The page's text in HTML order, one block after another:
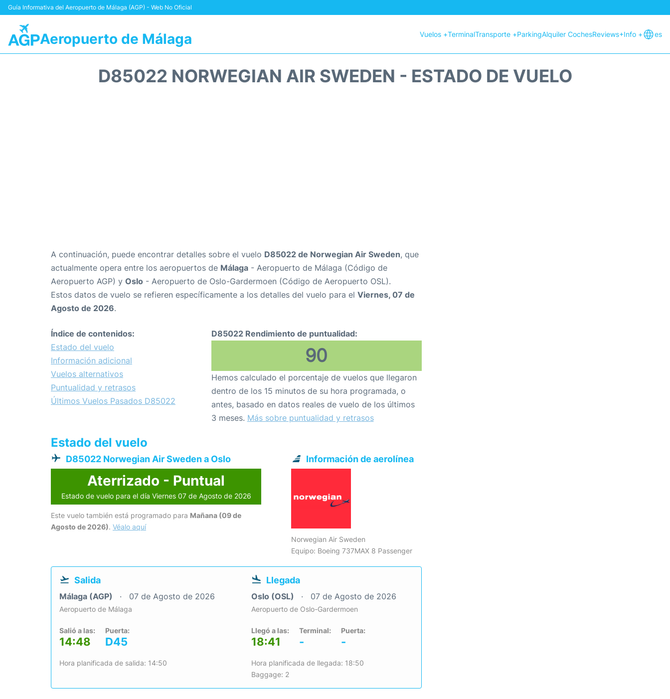
Guía Informativa del Aeropuerto de Málaga (AGP) - Web No Oficial
Aeropuerto de Málaga Vuelos +TerminalTransporte +ParkingAlquiler CochesReviews+Info + es
D85022 NORWEGIAN AIR SWEDEN - ESTADO DE VUELO
A continuación, puede encontrar detalles sobre el vuelo D85022 de Norwegian Air Sweden, que
actualmente opera entre los aeropuertos de Málaga - Aeropuerto de Málaga (Código de
Aeropuerto AGP) y Oslo - Aeropuerto de Oslo-Gardermoen (Código de Aeropuerto OSL).
Estos datos de vuelo se refieren específicamente a los detalles del vuelo para el Viernes, 07 de
Agosto de 2026.
Índice de contenidos:
Estado del vuelo
Información adicional
Vuelos alternativos
Puntualidad y retrasos
Últimos Vuelos Pasados D85022
D85022 Rendimiento de puntualidad:
90
Hemos calculado el porcentaje de vuelos que llegaron
dentro de los 15 minutos de su hora programada, o
antes, basado en datos reales de vuelo de los últimos
3 meses. Más sobre puntualidad y retrasos
Estado del vuelo
D85022 Norwegian Air Sweden a Oslo
Aterrizado - Puntual
Estado de vuelo para el día Viernes 07 de Agosto de 2026
Este vuelo también está programado para Mañana (09 de
Agosto de 2026). Véalo aquí
Información de aerolínea
Norwegian Air Sweden
Equipo: Boeing 737MAX 8 Passenger
Salida
Málaga (AGP) 07 de Agosto de 2026
Aeropuerto de Málaga
Salió a las:
14:48
Puerta:
D45
Hora planificada de salida: 14:50
Llegada
Oslo (OSL) 07 de Agosto de 2026
Aeropuerto de Oslo-Gardermoen
Llegó a las:
18:41
Terminal:
-
Puerta:
-
Hora planificada de llegada: 18:50
Baggage: 2